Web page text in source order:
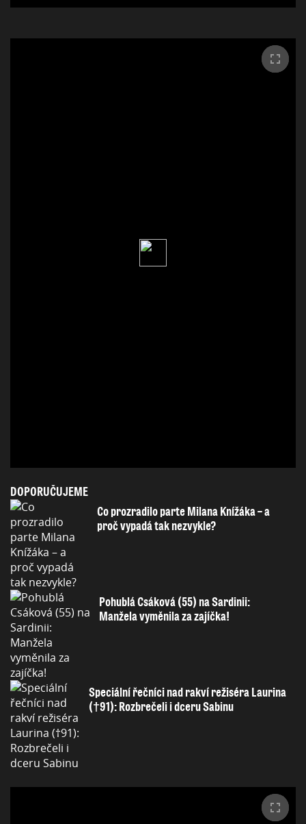
DOPORUČUJEME
Co prozradilo parte Milana Knížáka – a
proč vypadá tak nezvykle?
Pohublá Csáková (55) na Sardinii:
Manžela vyměnila za zajíčka!
Speciální řečníci nad rakví režiséra Laurina
(†91): Rozbrečeli i dceru Sabinu